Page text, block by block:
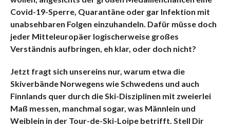
Covid-19-Sperre, Quarantäne oder gar Infektion mit
unabsehbaren Folgen einzuhandeln. Dafür müsse doch
jeder Mitteleuropäer logischerweise großes
Verständnis aufbringen, eh klar, oder doch nicht?
Jetzt fragt sich unsereins nur, warum etwa die
Skiverbände Norwegens wie Schwedens und auch
Finnlands quer durch die Ski-Disziplinen mit zweierlei
Maß messen, manchmal sogar, was Männlein und
Weiblein in der Tour-de-Ski-Loipe betrifft. Stell Dir